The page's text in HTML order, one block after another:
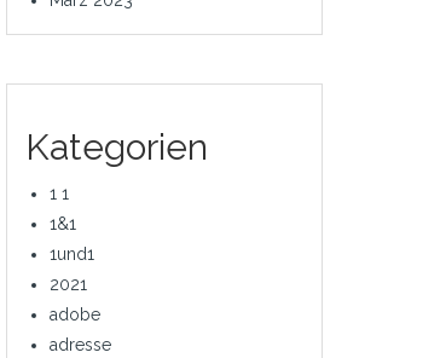
Kategorien
1 1
1&1
1und1
2021
adobe
adresse